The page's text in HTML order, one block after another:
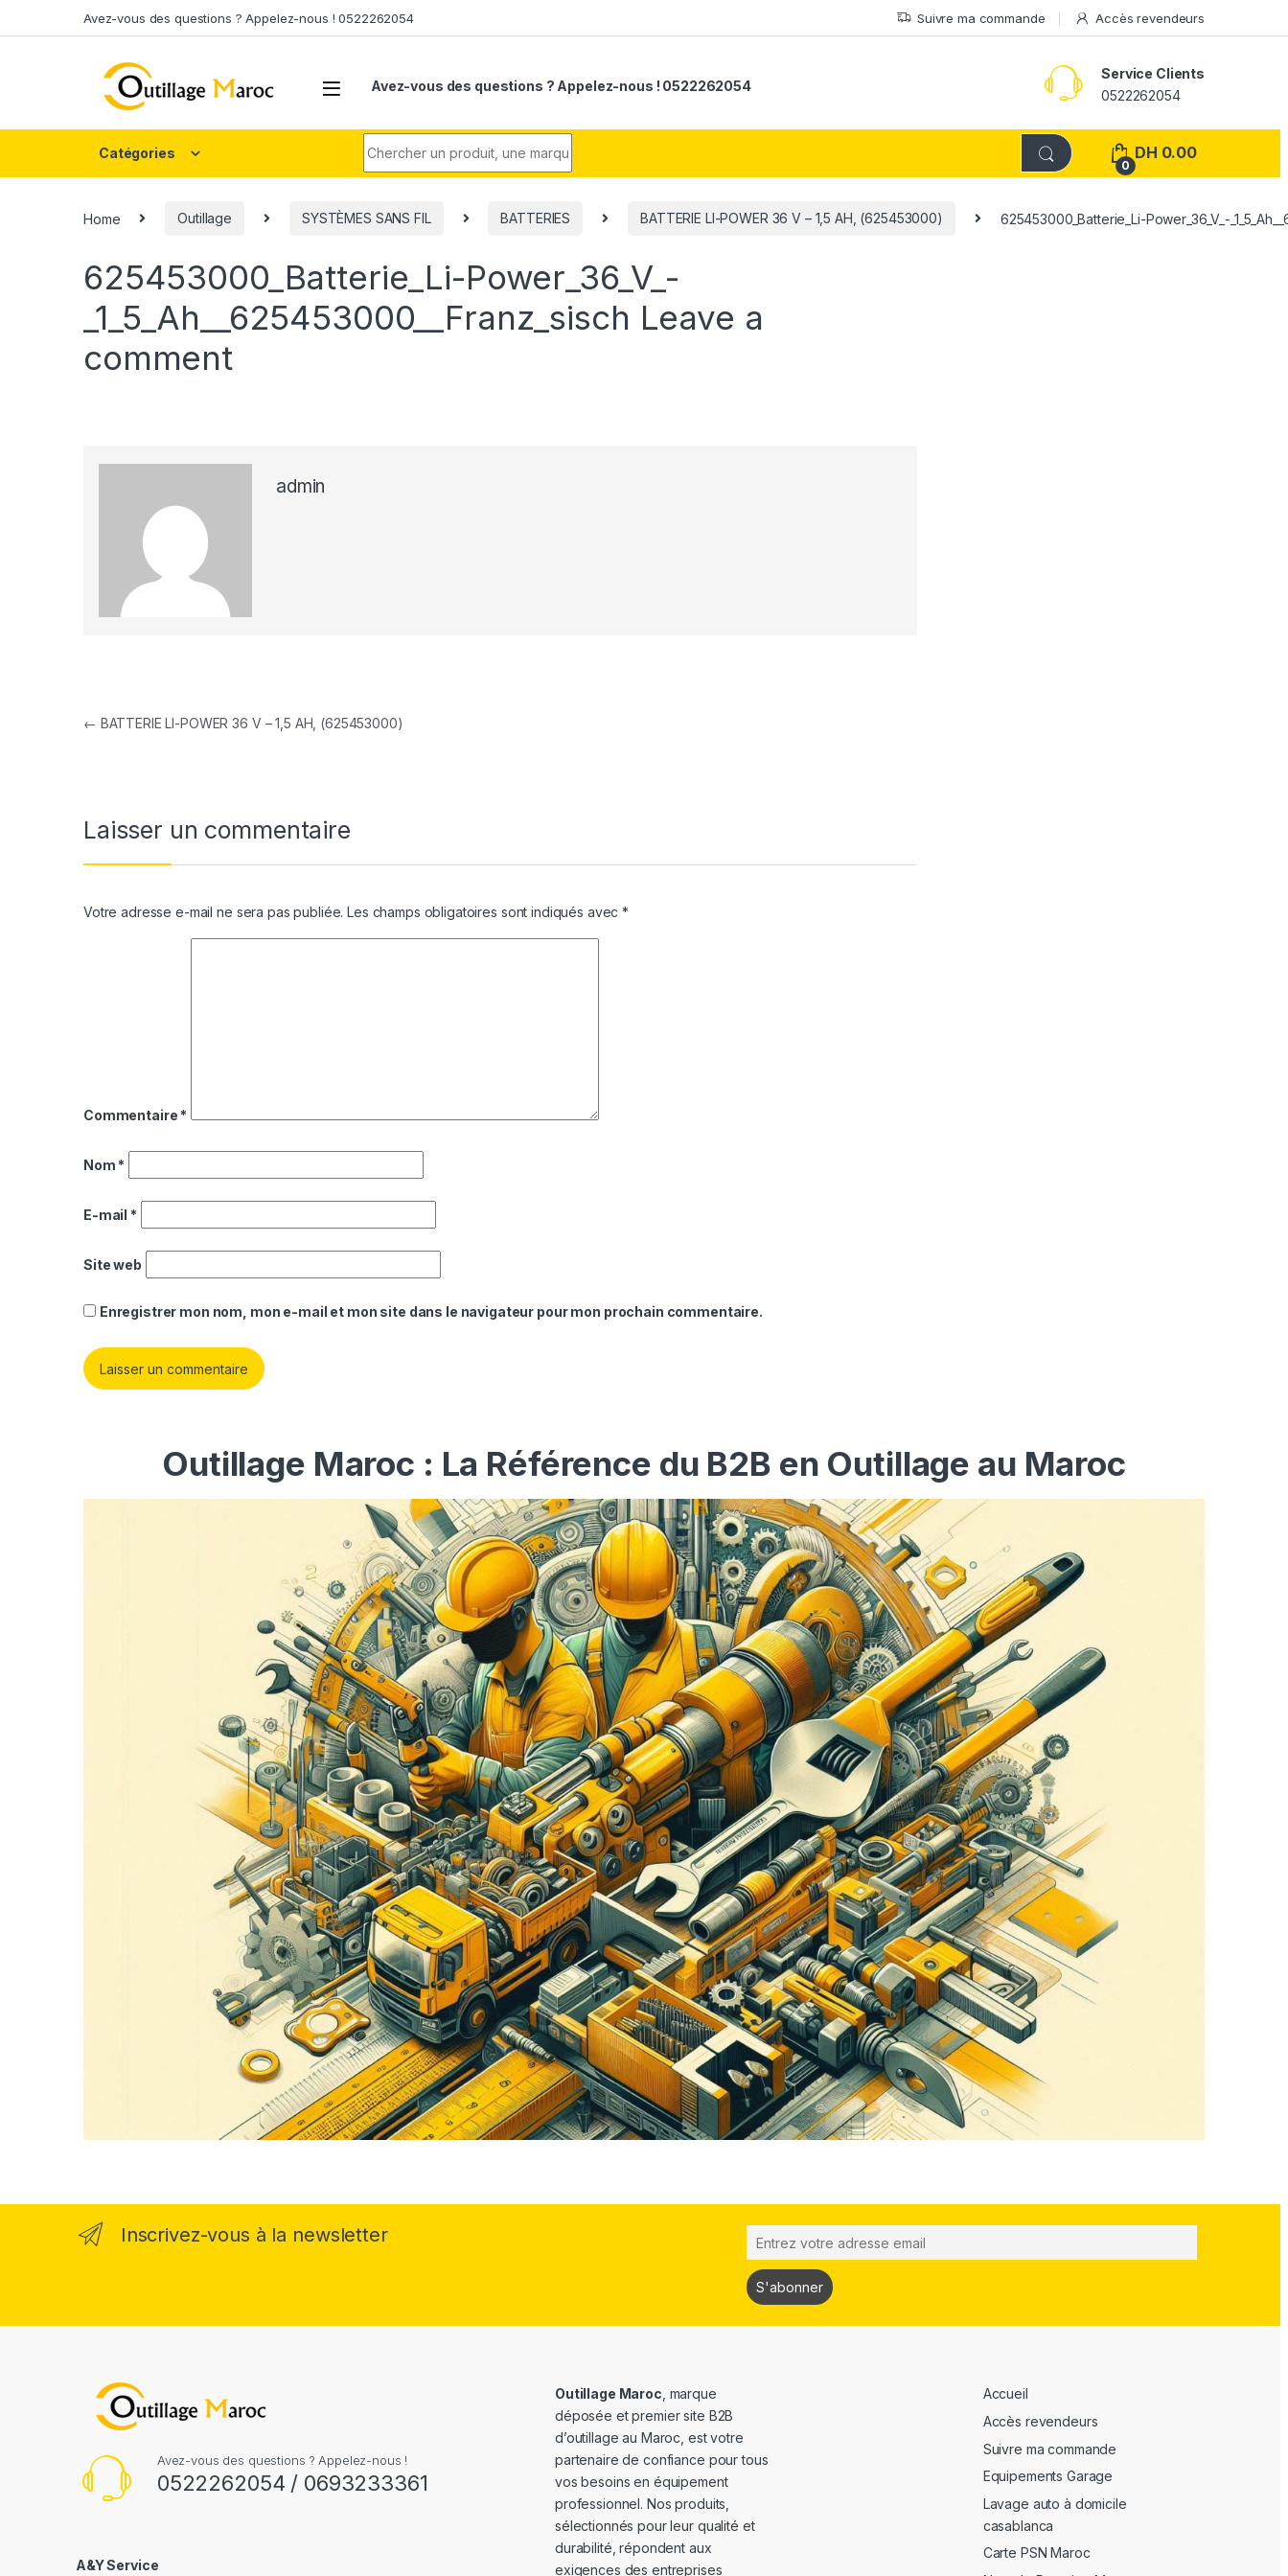
Avez-vous des questions ? Appelez-nous ! 0522262054 Suivre ma commande Accès revendeurs
Avez-vous des questions ? Appelez-nous ! 0522262054
Service Clients
0522262054
Catégories
0
DH 0.00
Home Outillage SYSTÈMES SANS FIL BATTERIES BATTERIE LI-POWER 36 V – 1,5 AH, (625453000) 625453000_Batterie_Li-Power_36_V_-
625453000_Batterie_Li-Power_36_V_-
_1_5_Ah__625453000__Franz_sisch Leave a
comment
admin
Navigation de l’article
← BATTERIE LI-POWER 36 V – 1,5 AH, (625453000)
Laisser un commentaire
Votre adresse e-mail ne sera pas publiée. Les champs obligatoires sont indiqués avec*
Commentaire *
Nom *
E-mail *
Site web
Enregistrer mon nom, mon e-mail et mon site dans le navigateur pour mon prochain commentaire.
Outillage Maroc : La Référence du B2B en Outillage au Maroc
Inscrivez-vous à la newsletter
Avez-vous des questions ? Appelez-nous !
0522262054 / 0693233361
A&Y Service
Outillage Maroc, marque
déposée et premier site B2B
d’outillage au Maroc, est votre
partenaire de confiance pour tous
vos besoins en équipement
professionnel. Nos produits,
sélectionnés pour leur qualité et
durabilité, répondent aux
exigences des entreprises
Accueil
Accès revendeurs
Suivre ma commande
Equipements Garage
Lavage auto à domicile
casablanca
Carte PSN Maroc